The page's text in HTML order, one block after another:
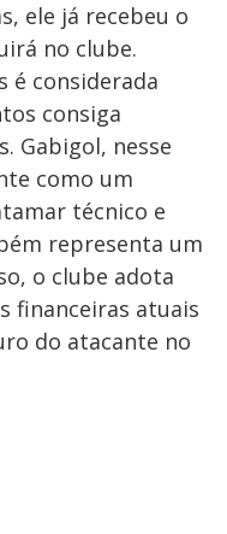
ele já recebeu o
no clube.
é considerada
consiga
Gabigol, nesse
como um
técnico e
representa um
o clube adota
financeiras atuais
do atacante no